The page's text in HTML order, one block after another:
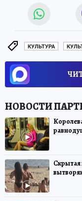
КУЛЬТУРА